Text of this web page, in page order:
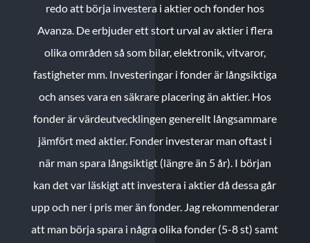
redo att börja investera i aktier och fonder hos
Avanza. De erbjuder ett stort urval av aktier i flera
olika områden så som bilar, elektronik, vitvaror,
fastigheter mm. Investeringar i fonder är långsiktiga
och anses vara en säkrare placering än aktier. Hos
fonder är värdeutvecklingen generellt långsammare
jämfört med aktier. Fonder investerar man oftast i
när man spara långsiktigt (längre än 5 år). I början
kan det var läskigt att investera i aktier då dessa går
upp och ner i pris mer än fonder. Jag rekommenderar
att man börja spara i några olika fonder (5-8 st) samt